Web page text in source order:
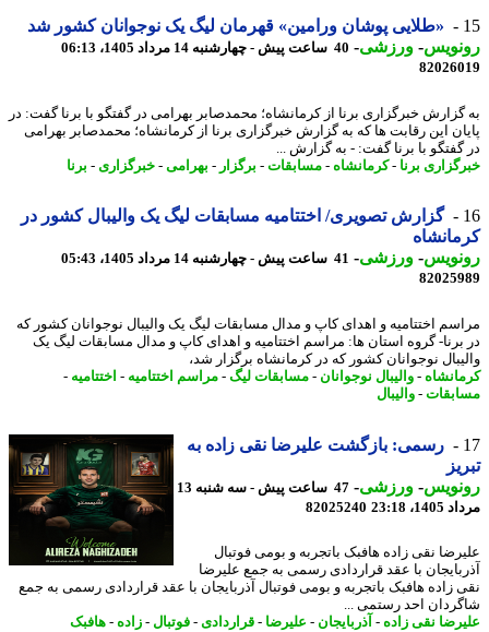
«طلایی پوشان ورامین» قهرمان لیگ یک نوجوانان کشور شد
-ورزشی-40 ساعت پیش - چهارشنبه 14 مرداد 1405، 06:13
خبرگزاری برنا از کرمانشاه؛ محمدصابر بهرامی در گفتگو با برنا گفت: در
این رقابت ها که به گزارش خبرگزاری برنا از کرمانشاه؛ محمدصابر بهرامی
با برنا گفت: - به گزارش ...
برنا-کرمانشاه-مسابقات-برگزار - بهرامی -خبرگزاری - برنا
گزارش تصویری/ اختتامیه مسابقات لیگ یک والیبال کشور در
-ورزشی-41 ساعت پیش - چهارشنبه 14 مرداد 1405، 05:43
اختتامیه و اهدای کاپ و مدال مسابقات لیگ یک والیبال نوجوانان کشور که
گروه استان ها: مراسم اختتامیه و اهدای کاپ و مدال مسابقات لیگ یک
نوجوانان کشور که در کرمانشاه برگزار شد،
-والیبال نوجوانان-مسابقات لیگ-مراسم اختتامیه-اختتامیه-
-والیبال
رسمی: بازگشت علیرضا نقی زاده به
-ورزشی-
47 ساعت پیش - سه شنبه 13
23:18
82025240
نقی زاده هافبک باتجربه و بومی فوتبال
با عقد قراردادی رسمی به جمع علیرضا
زاده هافبک باتجربه و بومی فوتبال آذربایجان با عقد قراردادی رسمی به جمع
احد رستمی ...
نقی زاده - آذربایجان-علیرضا-قراردادی-فوتبال-زاده - هافبک